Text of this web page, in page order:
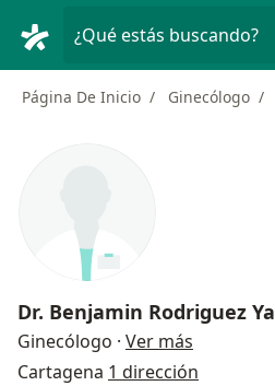
¿Qué estás buscando?
Página De Inicio Ginecólogo
Dr. Benjamin Rodriguez
Ginecólogo · Ver más
Cartagena 1 dirección